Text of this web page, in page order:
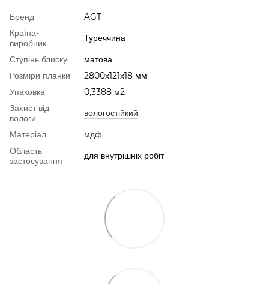
Бренд
AGT
Країна-
виробник
Туреччина
Ступінь блиску
матова
Розміри планки
2800х121х18 мм
Упаковка
0,3388 м2
Захист від
вологи
вологостійкий
Матеріал
мдф
Область
застосування
для внутрішніх робіт